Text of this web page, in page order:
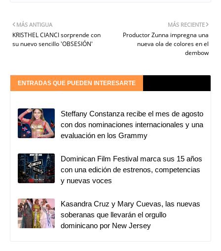
MÁS RECIENTE
Productor Zunna impregna una
nueva ola de colores en el
dembow
MÁS ANTIGUA
KRISTHEL CIANCI sorprende con
su nuevo sencillo 'OBSESIÓN'
ENTRADAS QUE PUEDEN INTERESARTE
Steffany Constanza recibe el mes de agosto
con dos nominaciones internacionales y una
evaluación en los Grammy
Dominican Film Festival marca sus 15 años
con una edición de estrenos, competencias
y nuevas voces
Kasandra Cruz y Mary Cuevas, las nuevas
soberanas que llevarán el orgullo
dominicano por New Jersey